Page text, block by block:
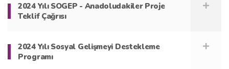
2024 Yılı SOGEP - Anadoludakiler Proje
Teklif Çağrısı
2024 Yılı Sosyal Gelişmeyi Destekleme
Programı